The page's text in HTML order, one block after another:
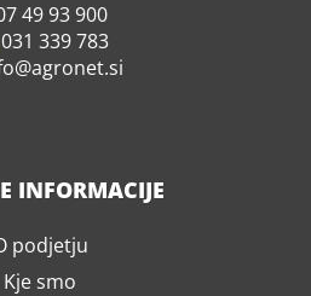
49 93 900
031 339 783
agronet.si
INFORMACIJE
podjetju
Kje smo